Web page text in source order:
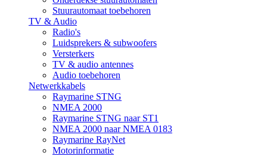
Stuurautomaat toebehoren
TV & Audio
Radio's
Luidsprekers & subwoofers
Versterkers
TV & audio antennes
Audio toebehoren
Netwerkkabels
Raymarine STNG
NMEA 2000
Raymarine STNG naar ST1
NMEA 2000 naar NMEA 0183
Raymarine RayNet
Motorinformatie